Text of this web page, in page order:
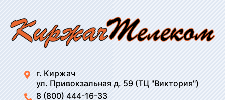
г. Киржач
ул. Привокзальная д. 59 (ТЦ "Виктория")
8 (800) 444-16-33